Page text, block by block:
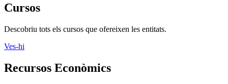
Cursos
Descobriu tots els cursos que ofereixen les entitats.
Ves-hi
Recursos Econòmics